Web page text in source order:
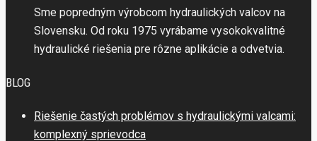
Sme popredným výrobcom hydraulických valcov na
Slovensku. Od roku 1975 vyrábame vysokokvalitné
hydraulické riešenia pre rôzne aplikácie a odvetvia.
BLOG
Riešenie častých problémov s hydraulickými valcami:
komplexný sprievodca